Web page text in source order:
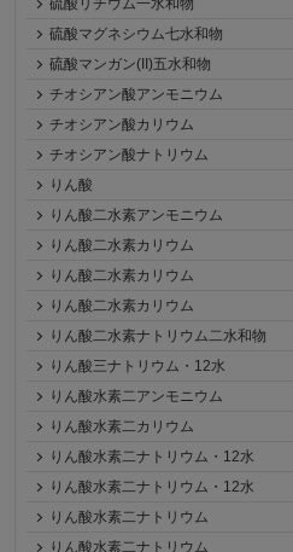
硫酸リチウム一水和物
硫酸マグネシウム七水和物
硫酸マンガン(II)五水和物
チオシアン酸アンモニウム
チオシアン酸カリウム
チオシアン酸ナトリウム
りん酸
りん酸二水素アンモニウム
りん酸二水素カリウム
りん酸二水素カリウム
りん酸二水素カリウム
りん酸二水素ナトリウム二水和物
りん酸三ナトリウム・12水
りん酸水素二アンモニウム
りん酸水素二カリウム
りん酸水素二ナトリウム・12水
りん酸水素二ナトリウム・12水
りん酸水素二ナトリウム
りん酸水素二ナトリウム